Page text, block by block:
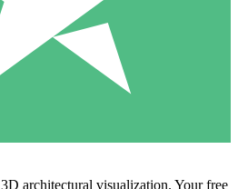
architectural visualization. Your free